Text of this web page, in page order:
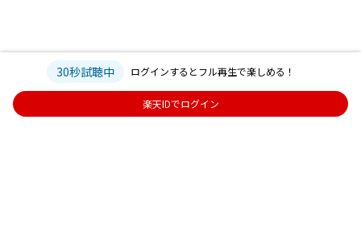
30秒試聴中 ログインするとフル再生で楽しめる！
楽天IDでログイン